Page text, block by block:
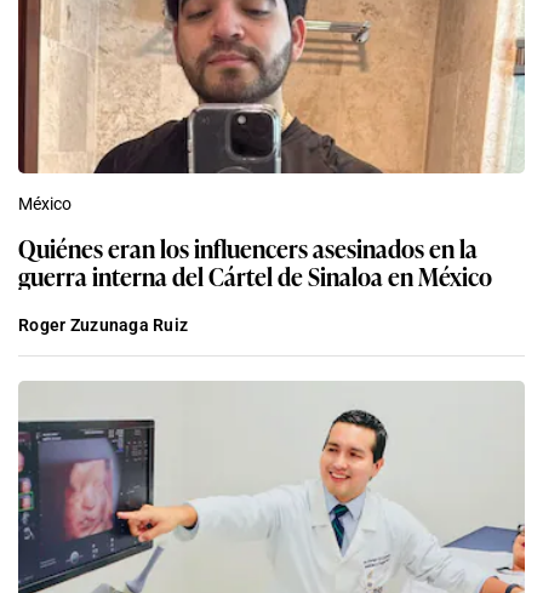
México
Quiénes eran los influencers asesinados en la
guerra interna del Cártel de Sinaloa en México
Roger Zuzunaga Ruiz